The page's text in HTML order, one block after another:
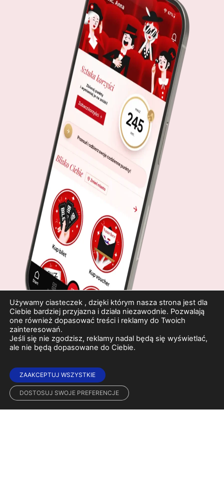
Używamy ciasteczek , dzięki którym nasza strona jest dla
Ciebie bardziej przyjazna i działa niezawodnie. Pozwalają
one również dopasować treści i reklamy do Twoich
zainteresowań.
Jeśli się nie zgodzisz, reklamy nadal będą się wyświetlać,
ale nie będą dopasowane do Ciebie.
ZAAKCEPTUJ WSZYSTKIE
DOSTOSUJ SWOJE PREFERENCJE